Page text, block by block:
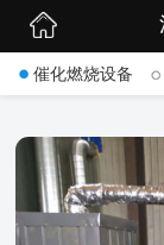
催化燃烧设备